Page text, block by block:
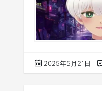
2025年5月21日